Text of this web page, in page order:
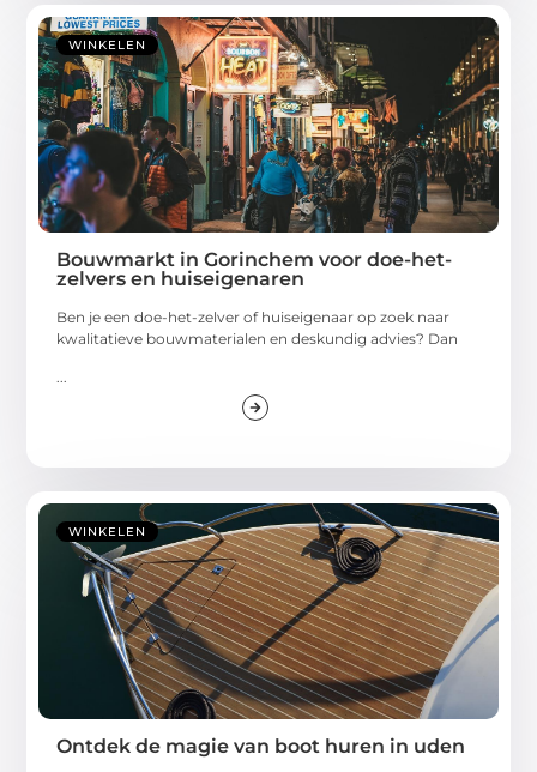
WINKELEN
Bouwmarkt in Gorinchem voor doe-het-
zelvers en huiseigenaren
Ben je een doe-het-zelver of huiseigenaar op zoek naar
kwalitatieve bouwmaterialen en deskundig advies? Dan
...
WINKELEN
Ontdek de magie van boot huren in uden